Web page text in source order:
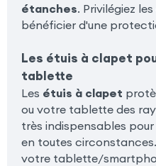
étanches. Privilégiez les
bénéficier d'une
Les étuis à clapet
tablette
Les étuis à clapet
ou votre tablette des
très indispensables
en toutes
votre tablette/